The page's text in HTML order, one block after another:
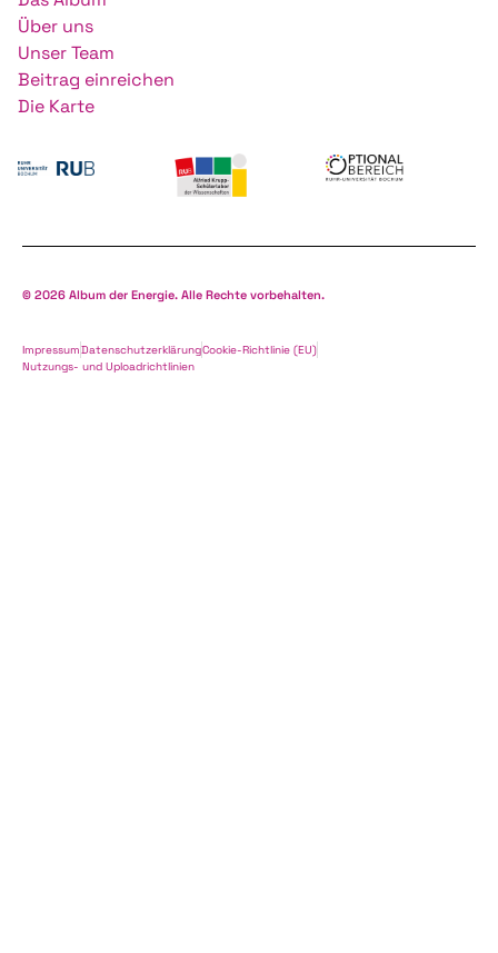
Über uns
Unser Team
Beitrag einreichen
Die Karte
© 2026 Album der Energie. Alle Rechte vorbehalten.
ImpressumDatenschutzerklärungCookie-Richtlinie (EU)
Nutzungs- und Uploadrichtlinien